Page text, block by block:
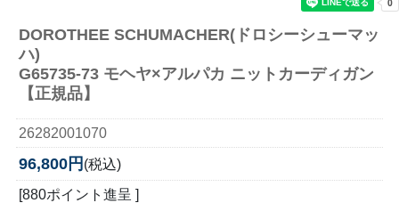
DOROTHEE SCHUMACHER(ドロシーシューマッ
ハ)
G65735-73 モヘヤ×アルパカ ニットカーディガン
【正規品】
26282001070
96,800円 (税込)
[880ポイント進呈 ]